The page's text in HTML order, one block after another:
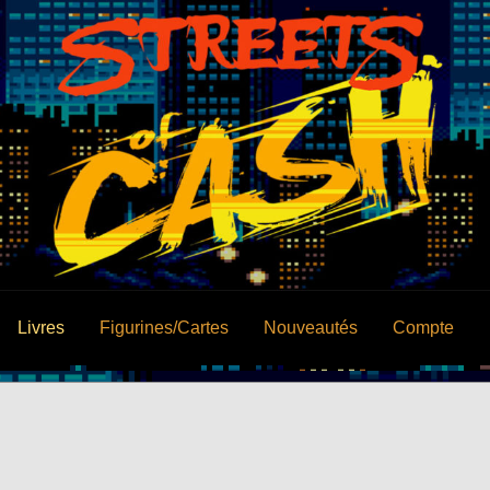
Livres Figurines/Cartes Nouveautés Compte